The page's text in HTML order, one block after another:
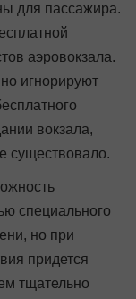
для пассажира.
аэровокзала.
игнорируют
вокзала,
существовало.
специального
но при
придется
тщательно